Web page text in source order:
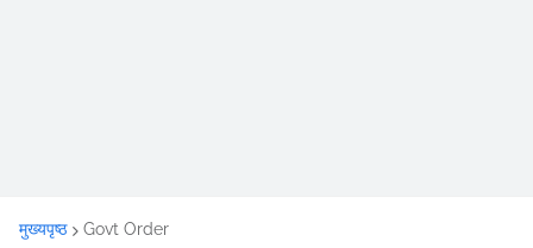
मुख्यपृष्ठ Govt Order